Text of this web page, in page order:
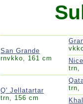
San Grande
rnvkko, 161 cm
trn,
Q' Jellatartar
trn, 156 cm
trn,